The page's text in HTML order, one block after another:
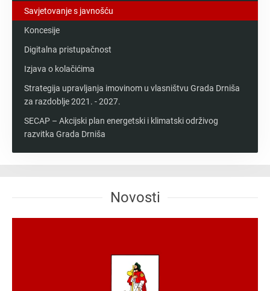
Savjetovanje s javnošću
Koncesije
Digitalna pristupačnost
Izjava o kolačićima
Strategija upravljanja imovinom u vlasništvu Grada Drniša
za razdoblje 2021. - 2027.
SECAP – Akcijski plan energetski i klimatski održivog
razvitka Grada Drniša
Novosti